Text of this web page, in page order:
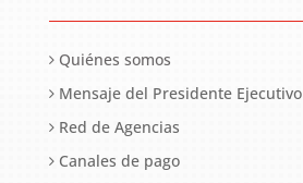
Quiénes somos
Mensaje del Presidente Ejecutivo
Red de Agencias
Canales de pago